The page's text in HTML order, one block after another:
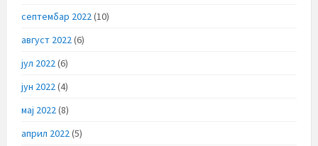
септембар 2022(10)
август 2022(6)
јул 2022(6)
јун 2022(4)
мај 2022(8)
април 2022(5)